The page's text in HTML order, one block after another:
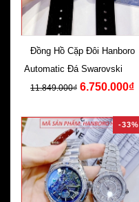
Đồng Hồ Cặp Đôi Hanboro
Automatic Đá Swarovski Dây
Silicone Đen
11.849.000₫ 6.750.000₫
-33%